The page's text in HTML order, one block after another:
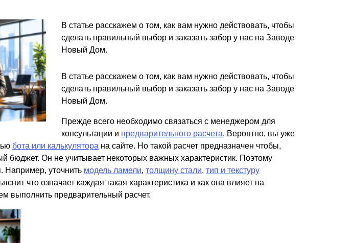
ограждения
заборы
заборы
МОНТАЖА
лего "сделай сам"
заборы
Ворота откатные
Ворота распашные
Калитки
Входные группы
ВСЕ ДЛЯ ЗАБОРА
Панели для забора
В статье расскажем о том, как вам нужно действовать, чтобы
сделать правильный выбор и заказать забор у нас на Заводе
Новый Дом.
В статье расскажем о том, как вам нужно действовать, чтобы
сделать правильный выбор и заказать забор у нас на Заводе
Новый Дом.
Прежде всего необходимо связаться с менеджером для
консультации и предварительного расчета. Вероятно, вы уже
бота или калькулятора на сайте. Но такой расчет предназначен чтобы,
бюджет. Он не учитывает некоторых важных характеристик. Поэтому
Например, уточнить модель ламели, толщину стали, тип и текстуру
что означает каждая такая характеристика и как она влияет на
выполнить предварительный расчет.